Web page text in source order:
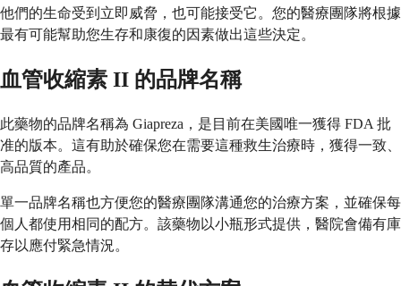
他們的生命受到立即威脅，也可能接受它。您的醫療團隊將根據
最有可能幫助您生存和康復的因素做出這些決定。
血管收縮素 II 的品牌名稱
此藥物的品牌名稱為 Giapreza，是目前在美國唯一獲得 FDA 批
准的版本。這有助於確保您在需要這種救生治療時，獲得一致、
高品質的產品。
單一品牌名稱也方便您的醫療團隊溝通您的治療方案，並確保每
個人都使用相同的配方。該藥物以小瓶形式提供，醫院會備有庫
存以應付緊急情況。